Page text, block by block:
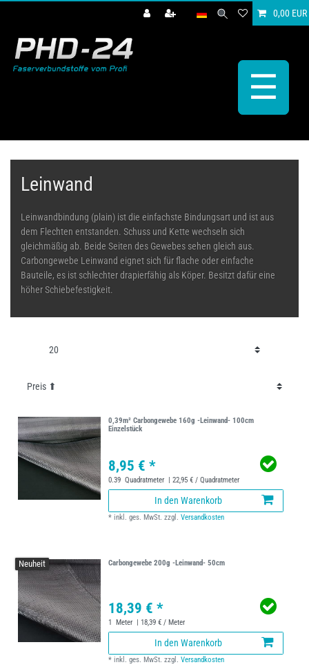
0,00 EUR
☰
Leinwand
Leinwandbindung (plain) ist die einfachste Bindungsart und ist aus
dem Flechten entstanden. Schuss und Kette wechseln sich
gleichmäßig ab. Beide Seiten des Gewebes sehen gleich aus.
Carbongewebe Leinwand eignet sich für flache oder einfache
Bauteile, es ist schlechter drapierfähig als Köper. Besitzt dafür eine
höher Schiebefestigkeit.
0,39m² Carbongewebe 160g -Leinwand- 100cm
Einzelstück
8,95 € *
0.39 Quadratmeter | 22,95 € / Quadratmeter
In den Warenkorb
*inkl. ges. MwSt. zzgl.Versandkosten
Neuheit Carbongewebe 200g -Leinwand- 50cm
18,39 € *
1 Meter | 18,39 € / Meter
In den Warenkorb
*inkl. ges. MwSt. zzgl.Versandkosten